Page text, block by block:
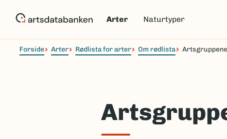
Arter Naturtyper
Forside Arter Rødlista for arter Om rødlista Artsgruppene